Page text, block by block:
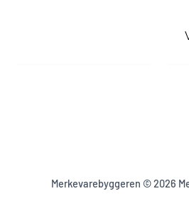
Merkevarebyggeren © 2026